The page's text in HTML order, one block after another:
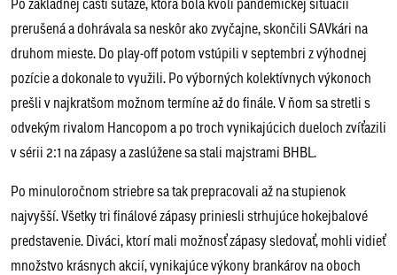
prerušená a dohrávala sa neskôr ako zvyčajne, skončili SAVkári na
druhom mieste. Do play-off potom vstúpili v septembri z výhodnej
pozície a dokonale to využili. Po výborných kolektívnych výkonoch
prešli v najkratšom možnom termíne až do finále. V ňom sa stretli s
odvekým rivalom Hancopom a po troch vynikajúcich dueloch zvíťazili
v sérii 2:1 na zápasy a zaslúžene sa stali majstrami BHBL.
Po minuloročnom striebre sa tak prepracovali až na stupienok
najvyšší. Všetky tri finálové zápasy priniesli strhujúce hokejbalové
predstavenie. Diváci, ktorí mali možnosť zápasy sledovať, mohli vidieť
množstvo krásnych akcií, vynikajúce výkony brankárov na oboch